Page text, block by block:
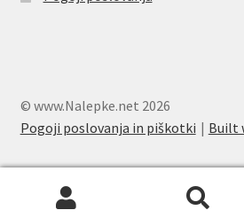
© www.Nalepke.net 2026
Pogoji poslovanja in piškotki
Built